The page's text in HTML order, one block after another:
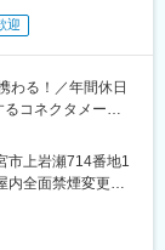
迎
わる！／年間休日
コネクタメーカ
内部で電気と信
へ販売している
市上岩瀬714番地1
全面禁煙変更の